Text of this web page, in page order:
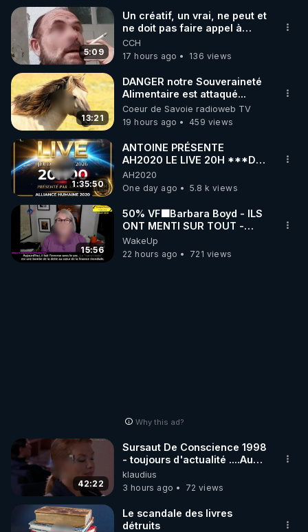
5:09
Un créatif, un vrai, ne peut et
ne doit pas faire appel à
l'intelligence artificielle
CCH
17 hours ago
136 views
13:21
DANGER notre Souveraineté
Alimentaire est attaqué...
Coeur de Savoie radioweb TV
19 hours ago
459 views
1:35:50
ANTOINE PRÉSENTE
AH2020 LE LIVE 20H ***DU
06/08/2026***
AH2020
One day ago
5.8 k views
15:56
50% VF🟩Barbara Boyd - ILS
ONT MENTI SUR TOUT -
Jocelyne Traduction
WakeUp
22 hours ago
721 views
Why this ad?
42:22
Sursaut De Conscience 1998
- toujours d'actualité ....Au
Dela Du Réel
klaudius
3 hours ago
72 views
Le scandale des livres
détruits